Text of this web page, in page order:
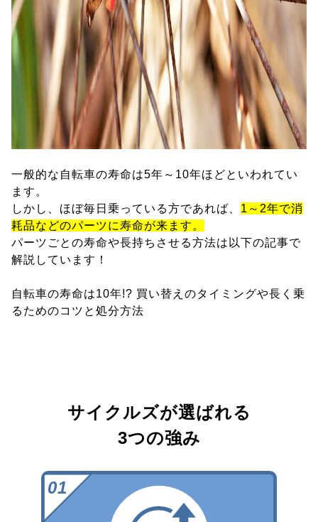
一般的な自転車の寿命は5年～10年ほどといわれてい
ます。
しかし、ほぼ毎日乗っている方であれば、 1～2年で消
耗品などのパーツに寿命が来ます。
パーツごとの寿命や長持ちさせる方法は以下の記事で
解説しています！
自転車の寿命は10年!? 買い替えのタイミングや長く乗
るためのコツと処分方法
サイクルズが選ばれる
3つの強み